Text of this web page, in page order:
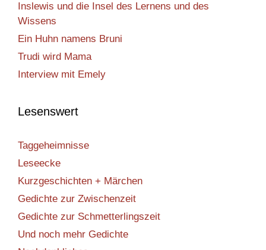
Inslewis und die Insel des Lernens und des
Wissens
Ein Huhn namens Bruni
Trudi wird Mama
Interview mit Emely
Lesenswert
Taggeheimnisse
Leseecke
Kurzgeschichten + Märchen
Gedichte zur Zwischenzeit
Gedichte zur Schmetterlingszeit
Und noch mehr Gedichte